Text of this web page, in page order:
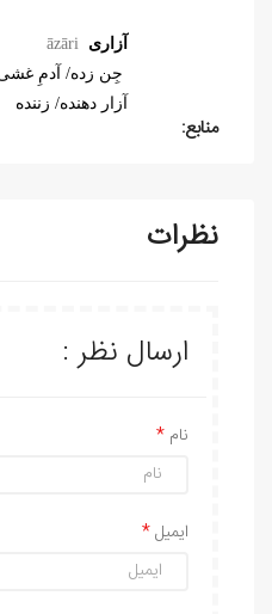
آزاریāzāri
جِن زده/ آدمِ
آزار دهنده/ زننده
منابع:
نظرات
ارسال نظر :
نام
ایمیل